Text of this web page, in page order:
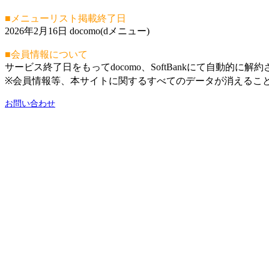
■メニューリスト掲載終了日
2026年2月16日 docomo(dメニュー)
■会員情報について
サービス終了日をもってdocomo、SoftBankにて自動的に解約
※会員情報等、本サイトに関するすべてのデータが消えるこ
お問い合わせ